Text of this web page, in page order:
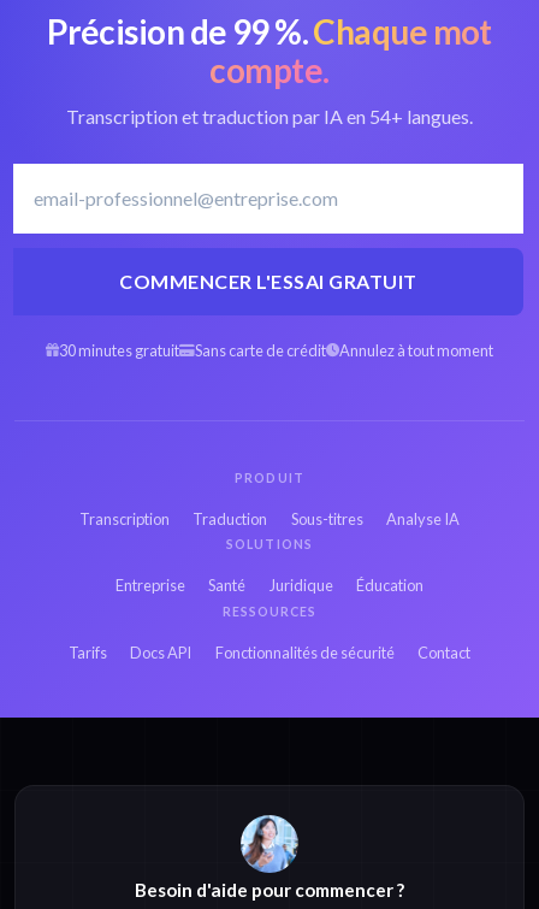
Précision de 99 %.Chaque mot
compte.
Transcription et traduction par IA en 54+ langues.
COMMENCER L'ESSAI GRATUIT
30 minutes gratuit Sans carte de crédit Annulez à tout moment
PRODUIT
Transcription Traduction Sous-titres Analyse IA
SOLUTIONS
Entreprise Santé Juridique Éducation
RESSOURCES
Tarifs Docs API Fonctionnalités de sécurité Contact
Besoin d'aide pour commencer ?